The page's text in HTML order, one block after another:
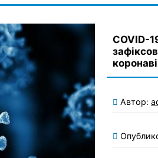
COVID-
Автор: